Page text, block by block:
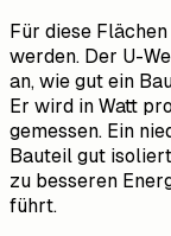
Für diese
werden. Der U-
an, wie gut ein
Er wird in Watt
gemessen. Ein
Bauteil gut
zu besseren
führt.